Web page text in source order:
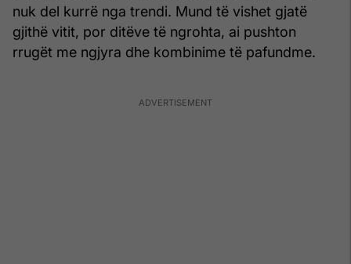
nuk del kurrë nga trendi. Mund të vishet gjatë
gjithë vitit, por ditëve të ngrohta, ai pushton
rrugët me ngjyra dhe kombinime të pafundme.